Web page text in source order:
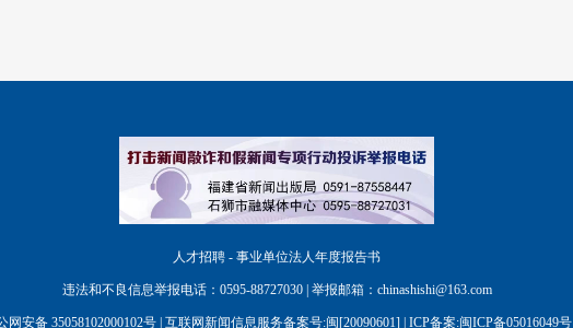
人才招聘 - 事业单位法人年度报告书
违法和不良信息举报电话：0595-88727030 | 举报邮箱：chinashishi@163.com
网安备 35058102000102号| 互联网新闻信息服务备案号:闽[20090601] | ICP备案:闽ICP备05016049号